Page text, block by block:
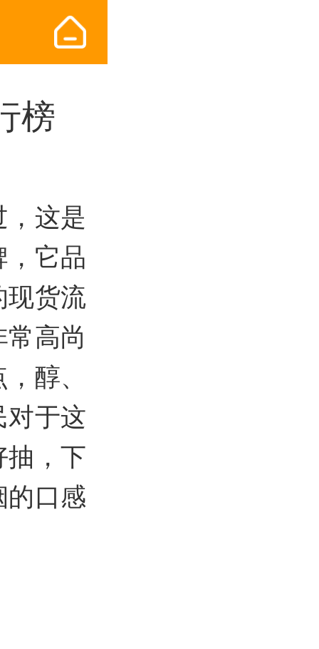
榜
这是
它品
现货流
高尚
醇、
对于这
抽，下
的口感